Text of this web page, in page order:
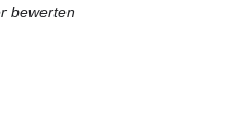
bewerten